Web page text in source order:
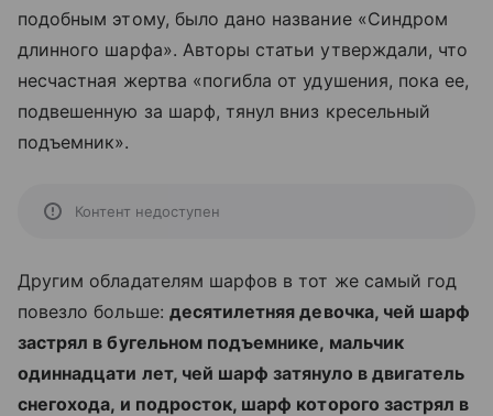
подобным этому, было дано название «Синдром
длинного шарфа». Авторы статьи утверждали, что
несчастная жертва «погибла от удушения, пока ее,
подвешенную за шарф, тянул вниз кресельный
подъемник».
Контент недоступен
Другим обладателям шарфов в тот же самый год
повезло больше: десятилетняя девочка, чей шарф
застрял в бугельном подъемнике, мальчик
одиннадцати лет, чей шарф затянуло в двигатель
снегохода, и подросток, шарф которого застрял в